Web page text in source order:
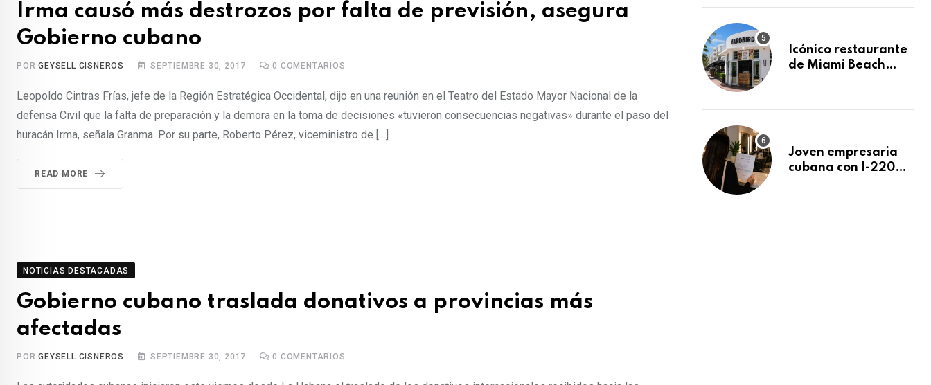
Irma causó más destrozos por falta de previsión, asegura
Gobierno cubano
PORGEYSELL CISNEROS SEPTIEMBRE 30, 2017 0 COMENTARIOS
Leopoldo Cintras Frías, jefe de la Región Estratégica Occidental, dijo en una reunión en el Teatro del Estado Mayor Nacional de la
defensa Civil que la falta de preparación y la demora en la toma de decisiones «tuvieron consecuencias negativas» durante el paso del
huracán Irma, señala Granma. Por su parte, Roberto Pérez, viceministro de […]
READ MORE
NOTICIAS DESTACADAS
Gobierno cubano traslada donativos a provincias más
afectadas
PORGEYSELL CISNEROS SEPTIEMBRE 30, 2017 0 COMENTARIOS
acumula 1.5 millones
Icónico restaurante
de Miami Beach
después de 15 años
Joven empresaria
cubana con I-220A